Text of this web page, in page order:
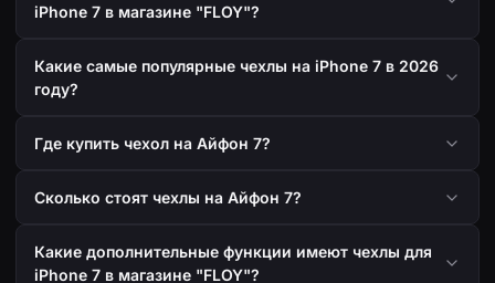
iPhone 7 в магазине "FLOY"?
Какие самые популярные чехлы на iPhone 7 в 2026
году?
Где купить чехол на Айфон 7?
Сколько стоят чехлы на Айфон 7?
Какие дополнительные функции имеют чехлы для
iPhone 7 в магазине "FLOY"?